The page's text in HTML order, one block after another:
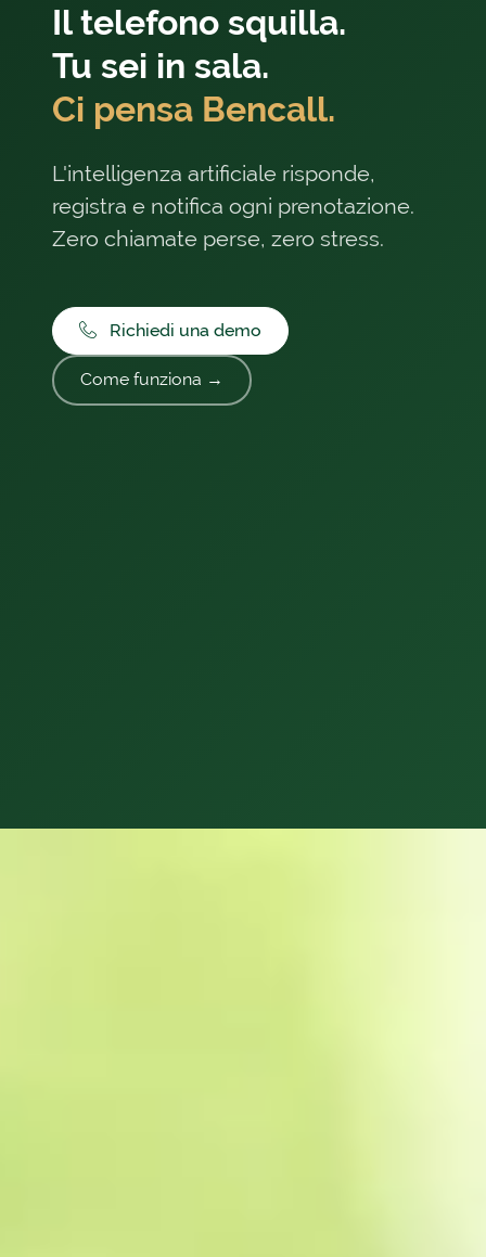
Il telefono squilla.
Tu sei in sala.
Ci pensa Bencall.
L'intelligenza artificiale risponde,
registra e notifica ogni prenotazione.
Zero chiamate perse, zero stress.
Richiedi una demo
Come funziona →